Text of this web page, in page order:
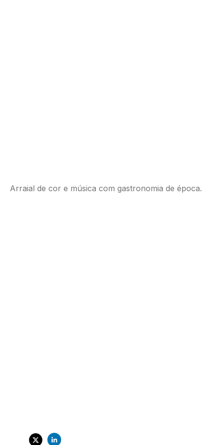
Arraial de cor e música com gastronomia de época.